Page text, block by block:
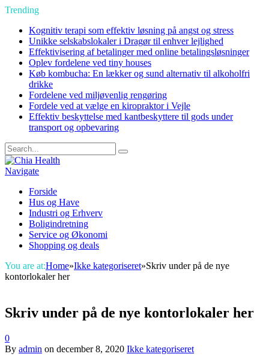
Trending
Kognitiv terapi som effektiv løsning på angst og stress
Unikke selskabslokaler i Dragør til enhver lejlighed
Effektivisering af betalinger med online betalingsløsninger
Oplev fordelene ved tiny houses
Køb kombucha: En lækker og sund alternativ til alkoholfri
drikke
Fordelene ved miljøvenlig rengøring
Fordele ved at vælge en kiropraktor i Vejle
Effektiv beskyttelse med kantbeskyttere til gods under
transport og opbevaring
Navigate
Forside
Hus og Have
Industri og Erhverv
Boligindretning
Service og Økonomi
Shopping og deals
You are at:Home»Ikke kategoriseret»Skriv under på de nye
kontorlokaler her
Skriv under på de nye kontorlokaler her
0
By admin on december 8, 2020 Ikke kategoriseret